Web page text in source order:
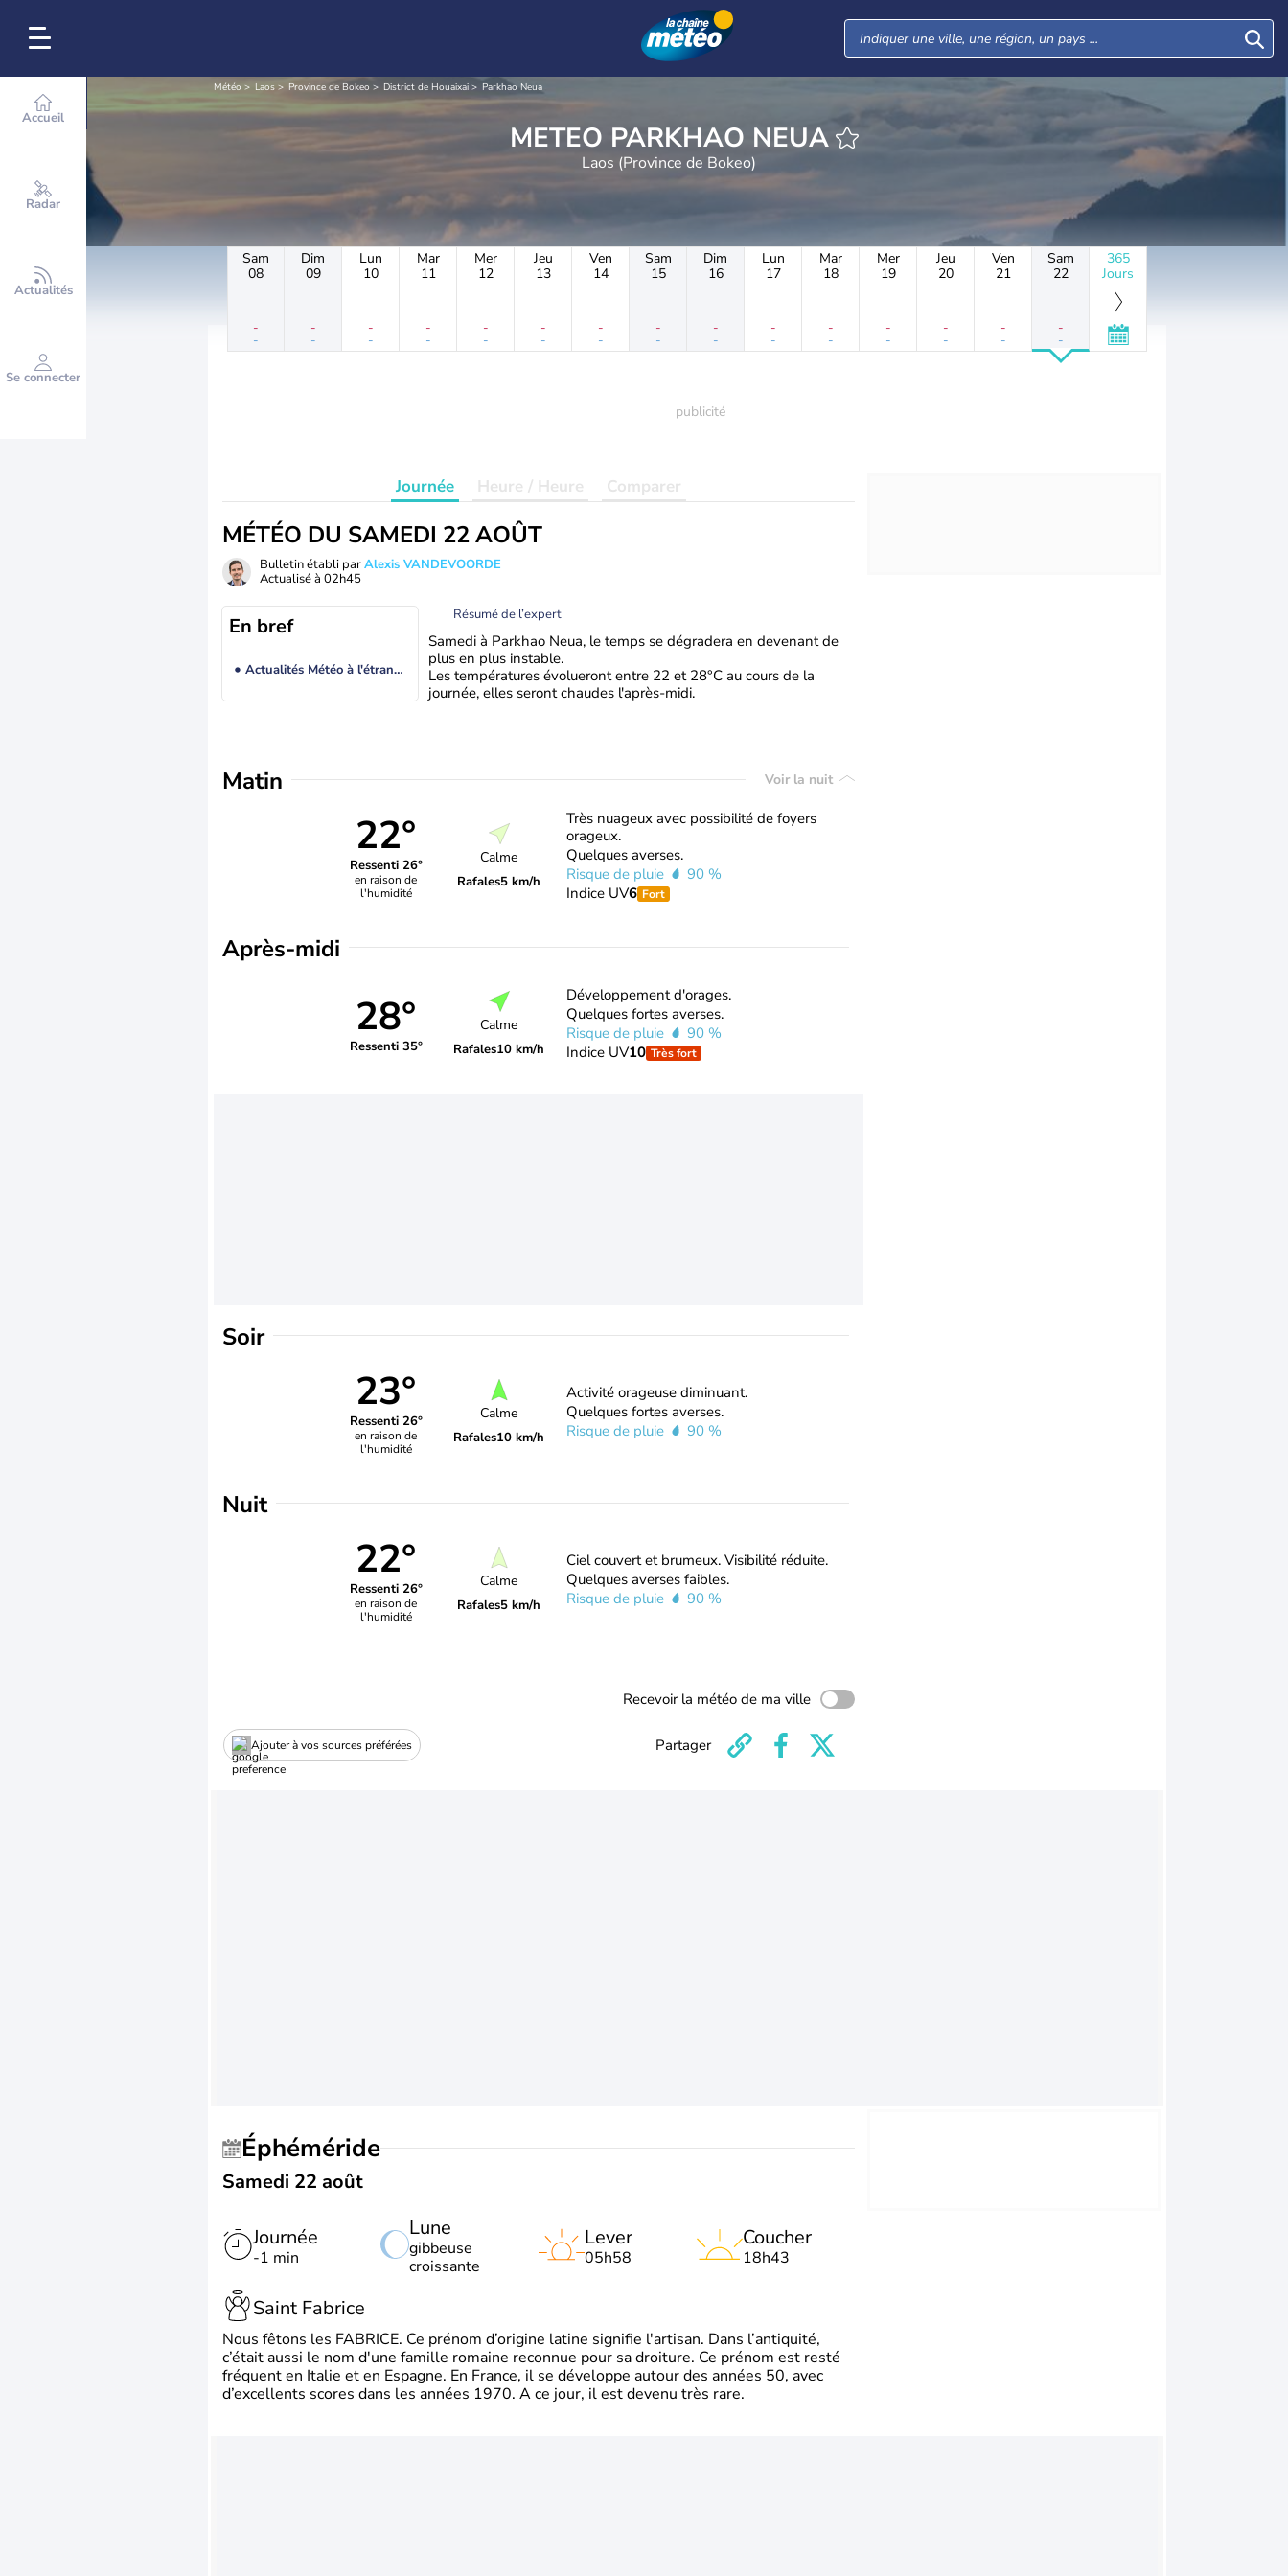
Accueil
Radar
Actualités
Se connecter
Météo Laos Province de Bokeo District de Houaixai Parkhao Neua
METEO PARKHAO NEUA
Laos (Province de Bokeo)
Sam
08
-
-
Dim
09
-
-
Lun
10
-
-
Mar
11
-
-
Mer
12
-
-
Jeu
13
-
-
Ven
14
-
-
Sam
15
-
-
Dim
16
-
-
Lun
17
-
-
Mar
18
-
-
Mer
19
-
-
Jeu
20
-
-
Ven
21
-
-
Sam
22
-
-
365
Jours
Journée Heure / Heure Comparer
MÉTÉO DU SAMEDI 22 AOÛT
Bulletin établi parAlexis VANDEVOORDE
Actualisé à 02h45
En bref
Actualités Météo à l'étranger
Résumé de l’expert
Samedi à Parkhao Neua, le temps se dégradera en devenant de
plus en plus instable.
Les températures évolueront entre 22 et 28°C au cours de la
journée, elles seront chaudes l'après-midi.
Matin Voir la nuit
22°
Ressenti 26°
en raison de
l'humidité
Calme
Rafales5 km/h
Très nuageux avec possibilité de foyers
orageux.
Quelques averses.
Risque de pluie
90 %
Indice UV6 Fort
Après-midi
28°
Ressenti 35°
Calme
Rafales10 km/h
Développement d'orages.
Quelques fortes averses.
Risque de pluie
90 %
Indice UV10 Très fort
Soir
23°
Ressenti 26°
en raison de
l'humidité
Calme
Rafales10 km/h
Activité orageuse diminuant.
Quelques fortes averses.
Risque de pluie
90 %
Nuit
22°
Ressenti 26°
en raison de
l'humidité
Calme
Rafales5 km/h
Ciel couvert et brumeux. Visibilité réduite.
Quelques averses faibles.
Risque de pluie
90 %
Recevoir la météo de ma ville
Ajouter à vos sources préférées Partager
Éphéméride
Samedi 22 août
Journée
-1 min
Lune
gibbeuse
croissante
Lever
05h58
Coucher
18h43
Saint Fabrice
Nous fêtons les FABRICE. Ce prénom d’origine latine signifie l'artisan. Dans l’antiquité,
c’était aussi le nom d'une famille romaine reconnue pour sa droiture. Ce prénom est resté
fréquent en Italie et en Espagne. En France, il se développe autour des années 50, avec
d’excellents scores dans les années 1970. A ce jour, il est devenu très rare.